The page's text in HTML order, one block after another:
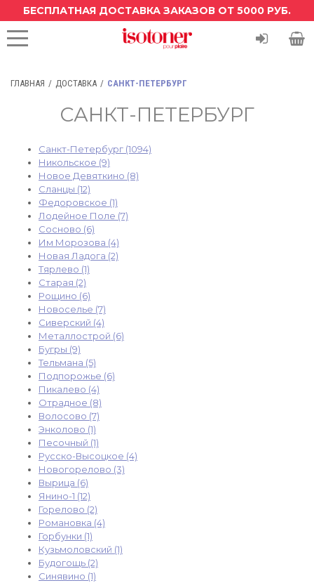
БЕСПЛАТНАЯ ДОСТАВКА ЗАКАЗОВ ОТ 5000 РУБ.
ГЛАВНАЯ ДОСТАВКА САНКТ-ПЕТЕРБУРГ
САНКТ-ПЕТЕРБУРГ
Санкт-Петербург (1094)
Никольское (9)
Новое Девяткино (8)
Сланцы (12)
Федоровское (1)
Лодейное Поле (7)
Сосново (6)
Им Морозова (4)
Новая Ладога (2)
Тярлево (1)
Старая (2)
Рощино (6)
Новоселье (7)
Сиверский (4)
Металлострой (6)
Бугры (9)
Тельмана (5)
Подпорожье (6)
Пикалево (4)
Отрадное (8)
Волосово (7)
Энколово (1)
Песочный (1)
Русско-Высоцкое (4)
Новогорелово (3)
Вырица (6)
Янино-1 (12)
Горелово (2)
Романовка (4)
Горбунки (1)
Кузьмоловский (1)
Будогощь (2)
Синявино (1)